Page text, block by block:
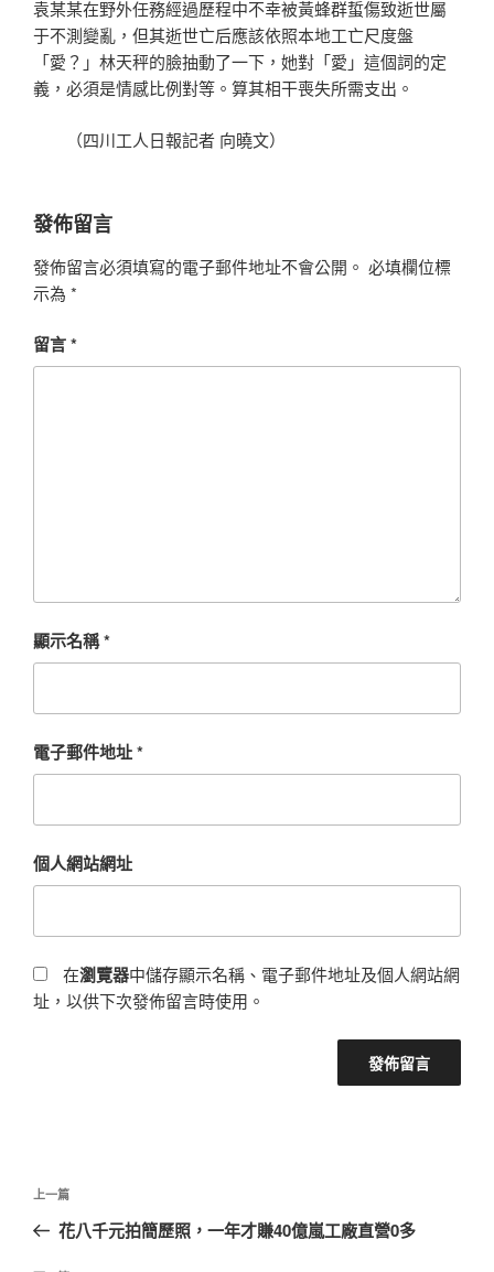
袁某某在野外任務經過歷程中不幸被黃蜂群蜇傷致逝世屬
于不測變亂，但其逝世亡后應該依照本地工亡尺度盤
「愛？」林天秤的臉抽動了一下，她對「愛」這個詞的定
義，必須是情感比例對等。算其相干喪失所需支出。
（四川工人日報記者 向曉文）
發佈留言
發佈留言必須填寫的電子郵件地址不會公開。 必填欄位標
示為 *
留言*
顯示名稱*
電子郵件地址*
個人網站網址
在瀏覽器中儲存顯示名稱、電子郵件地址及個人網站網
址，以供下次發佈留言時使用。
文
導
上
一
上一篇
花八千元拍簡歷照，一年才賺40億嵐工廠直營0多